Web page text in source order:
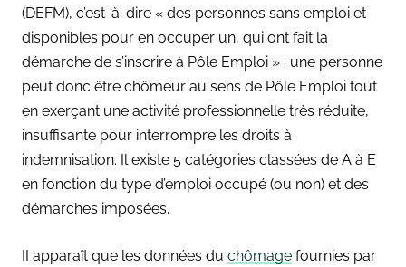
(DEFM), c’est-à-dire « des personnes sans emploi et
disponibles pour en occuper un, qui ont fait la
démarche de s’inscrire à Pôle Emploi » : une personne
peut donc être chômeur au sens de Pôle Emploi tout
en exerçant une activité professionnelle très réduite,
insuffisante pour interrompre les droits à
indemnisation. Il existe 5 catégories classées de A à E
en fonction du type d’emploi occupé (ou non) et des
démarches imposées.
II apparaît que les données du chômage fournies par